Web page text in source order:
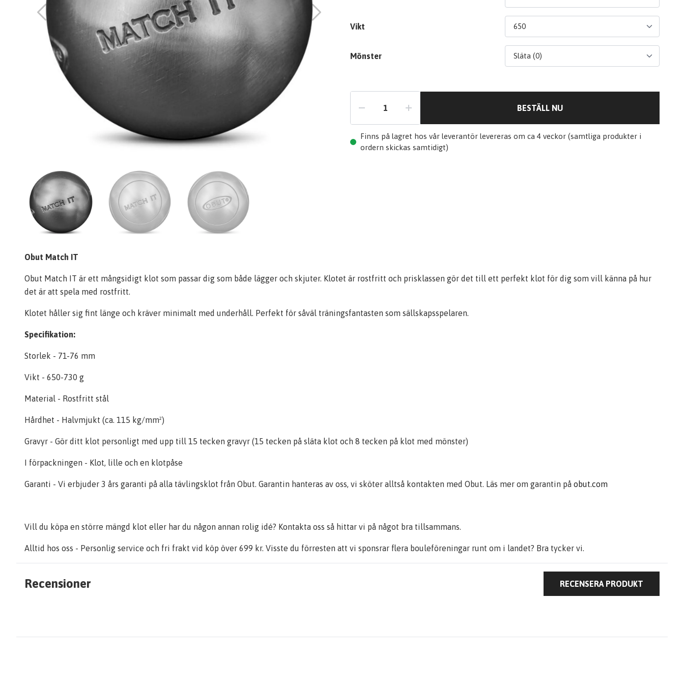
Vikt
Mönster
BESTÄLL NU
Finns på lagret hos vår leverantör levereras om ca 4 veckor (samtliga produkter i
ordern skickas samtidigt)
Obut Match IT
Obut Match IT är ett mångsidigt klot som passar dig som både lägger och skjuter. Klotet är rostfritt och prisklassen gör det till ett perfekt klot för dig som vill känna på hur
det är att spela med rostfritt.
Klotet håller sig fint länge och kräver minimalt med underhåll. Perfekt för såväl träningsfantasten som sällskapsspelaren.
Specifikation:
Storlek - 71-76 mm
Vikt - 650-730 g
Material - Rostfritt stål
Hårdhet - Halvmjukt (ca. 115 kg/mm²)
Gravyr - Gör ditt klot personligt med upp till 15 tecken gravyr (15 tecken på släta klot och 8 tecken på klot med mönster)
I förpackningen - Klot, lille och en klotpåse
Garanti - Vi erbjuder 3 års garanti på alla tävlingsklot från Obut. Garantin hanteras av oss, vi sköter alltså kontakten med Obut. Läs mer om garantin på obut.com
Vill du köpa en större mängd klot eller har du någon annan rolig idé? Kontakta oss så hittar vi på något bra tillsammans.
Alltid hos oss - Personlig service och fri frakt vid köp över 699 kr. Visste du förresten att vi sponsrar flera bouleföreningar runt om i landet? Bra tycker vi.
Recensioner RECENSERA PRODUKT